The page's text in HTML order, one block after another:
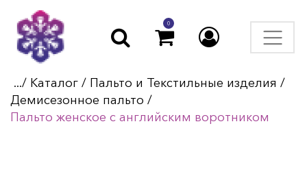
0
.../ Каталог / Пальто и Текстильные изделия /
Демисезонное пальто /
Пальто женское с английским воротником